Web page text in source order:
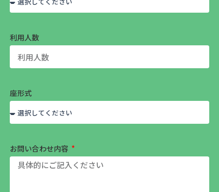
利用人数
座形式
お問い合わせ内容